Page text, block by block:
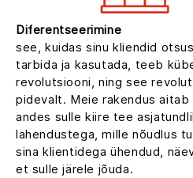
Diferentseerimine
see, kuidas sinu kliendid
tarbida ja kasutada, teeb
revolutsiooni, ning see
pidevalt. Meie rakendus aitab
andes sulle kiire tee
lahendustega, mille nõudlus
sina klientidega ühendud,
et sulle järele jõuda.